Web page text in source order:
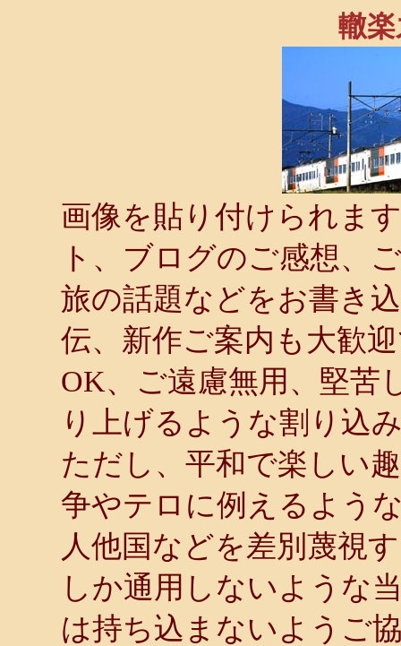
轍
画像を貼り付けられま
ト、ブログのご感想、
旅の話題などをお書き
伝、新作ご案内も大歓
OK、ご遠慮無用、堅苦
り上げるような割り込
ただし、平和で楽しい
争やテロに例えるよう
人他国などを差別蔑視
しか通用しないような
は持ち込まないようご